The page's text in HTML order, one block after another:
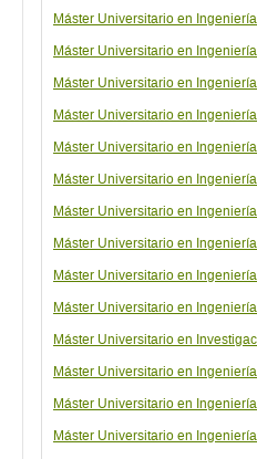
Máster Universitario en
Máster Universitario en
Máster Universitario en
Máster Universitario en
Máster Universitario en
Máster Universitario en
Máster Universitario en
Máster Universitario en
Máster Universitario en
Máster Universitario en
Máster Universitario en
Máster Universitario en
Máster Universitario en
Máster Universitario en